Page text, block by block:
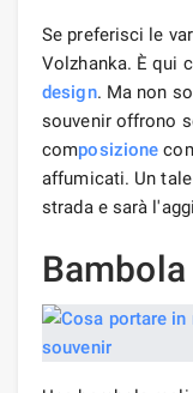
Se preferisci le
Volzhanka. È qui
design. Ma non
souvenir offrono
composizione
affumicati. Un
strada e sarà
Bambola